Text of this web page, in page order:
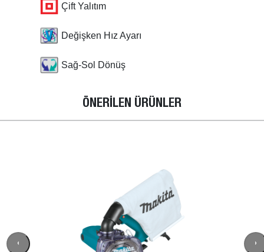
Çift Yalıtım
Değişken Hız Ayarı
Sağ-Sol Dönüş
ÖNERİLEN ÜRÜNLER
‹ ›